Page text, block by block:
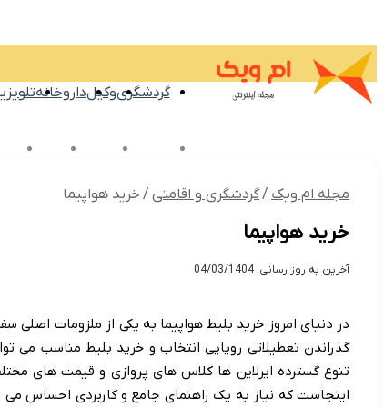
گردشگریوکیلداروخانه
بین الملل اقتصادی خانواده
مجله ام ویک /گردشگری و اقامتی / خرید هواپیما
خرید هواپیما
آخرین به روز رسانی: 04/03/1404
در دنیای امروز خرید بلیط هواپیما به یکی از ملزومات
گذراندن تعطیلاتی رویایی انتخاب و خرید بلیط مناسب می
تنوع گسترده ایرلاین ها کلاس های پروازی و قیمت های
اینجاست که نیاز به یک راهنمای جامع و کاربردی احساس می